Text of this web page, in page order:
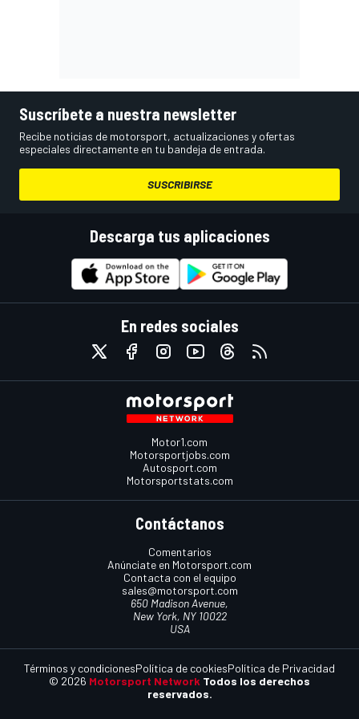
Suscríbete a nuestra newsletter
Recibe noticias de motorsport, actualizaciones y ofertas
especiales directamente en tu bandeja de entrada.
SUSCRIBIRSE
Descarga tus aplicaciones
En redes sociales
Motor1.com
Motorsportjobs.com
Autosport.com
Motorsportstats.com
Contáctanos
Comentarios
Anúnciate en Motorsport.com
Contacta con el equipo
sales@motorsport.com
650 Madison Avenue,
New York, NY 10022
USA
© 2026 Motorsport Network Todos los derechos
reservados.
Términos y condicionesPolítica de cookiesPolítica de Privacidad